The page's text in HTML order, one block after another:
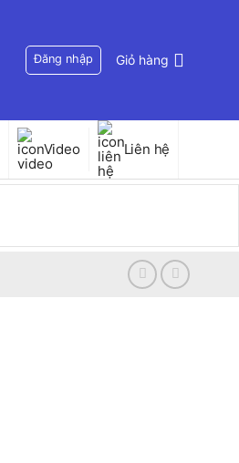
Đăng nhập Giỏ hàng
Video Liên hệ